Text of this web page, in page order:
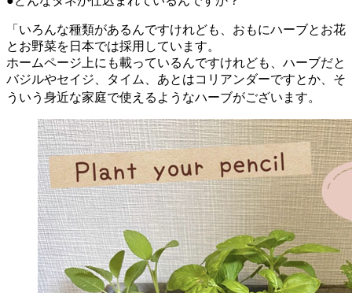
「いろんな種類があるんですけれども、おもにハーブとお花
とお野菜を日本では採用しています。
ホームページ上にも載っているんですけれども、ハーブだと
バジルやセイジ、タイム、あとはコリアンダーですとか、そ
ういう身近な家庭で使えるようなハーブがございます。